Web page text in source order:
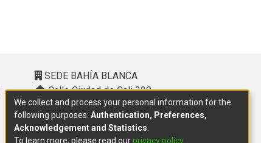
SEDE BAHÍA BLANCA
Calle Ciudad de Cali 320 –
(8000). Universidad Provincial del
Sudoeste (UPSO)
(291) 459 2550, interno 147
We collect and process your personal information for the
following purposes: Authentication, Preferences,
Acknowledgement and Statistics
To learn more, please read ourprivacy policy.